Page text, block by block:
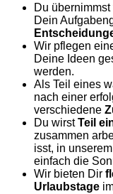
Du
Dein
Wir pflegen
Deine Ideen
werden.
Als Teil eines
nach einer
verschiedene
Du wirstTeil
zusammen
isst, in
einfach die
Wir bieten Dir
Urlaubstage